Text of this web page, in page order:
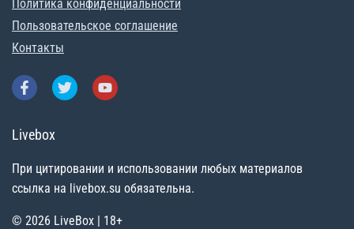
Политика конфиденциальности
Пользовательское соглашение
Контакты
Livebox
При цитировании и использовании любых материалов
ссылка на livebox.su обязательна.
© 2026 LiveBox | 18+